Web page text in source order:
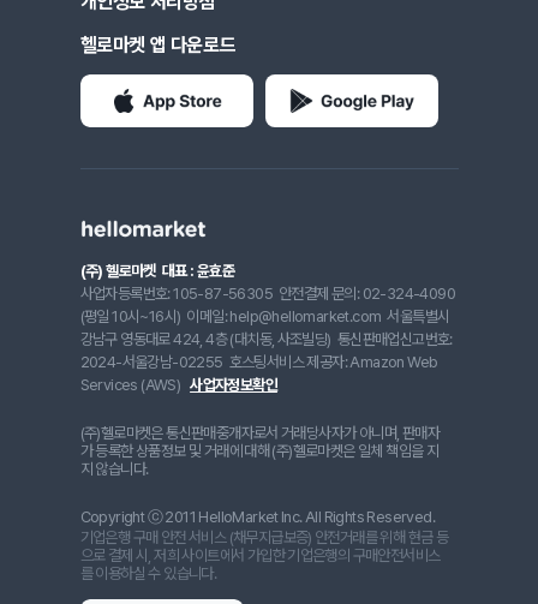
헬로마켓 앱 다운로드
(주) 헬로마켓 대표 : 윤효준
사업자등록번호: 105-87-56305 안전결제 문의: 02-324-4090
(평일 10시~16시) 이메일: help@hellomarket.com 서울특별시
강남구 영동대로 424, 4층 (대치동, 사조빌딩) 통신판매업신고번호:
2024-서울강남-02255 호스팅서비스 제공자: Amazon Web
Services (AWS) 사업자정보확인
(주)헬로마켓은 통신판매중개자로서 거래당사자가 아니며, 판매자
가 등록한 상품정보 및 거래에 대해 (주)헬로마켓은 일체 책임을 지
지 않습니다.
Copyright ⓒ 2011 HelloMarket Inc. All Rights Reserved.
기업은행 구매 안전 서비스 (채무지급보증) 안전거래를 위해 현금 등
으로 결제 시, 저희 사이트에서 가입한 기업은행의 구매안전서비스
를 이용하실 수 있습니다.